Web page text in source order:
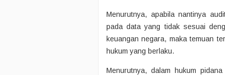
Menurutnya, apabila nantinya
pada data yang tidak sesuai
keuangan negara, maka temuan
hukum yang berlaku.
Menurutnya, dalam hukum